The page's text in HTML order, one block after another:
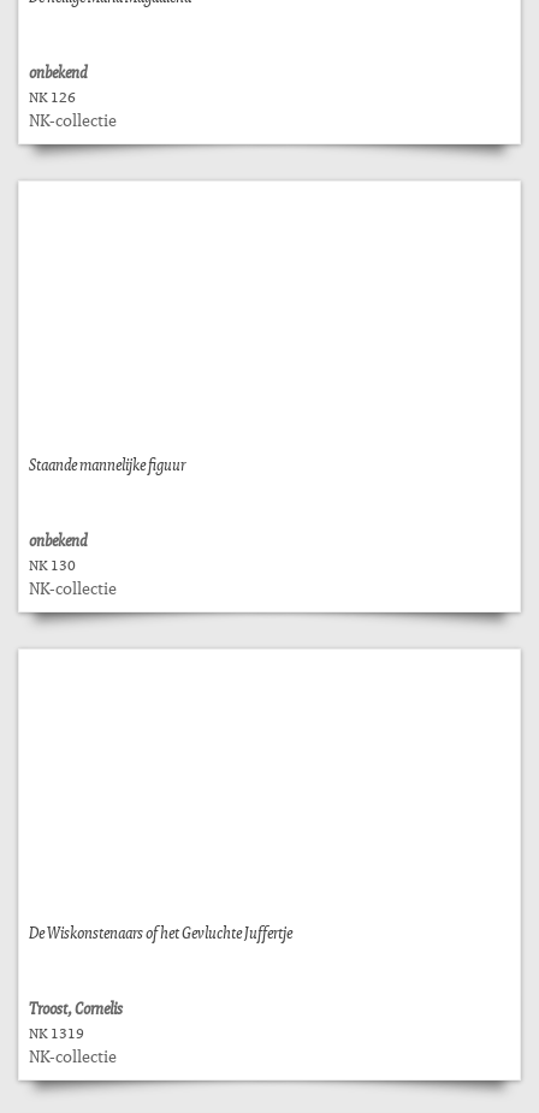
onbekend
NK 126
NK-collectie
Staande mannelijke figuur
onbekend
NK 130
NK-collectie
De Wiskonstenaars of het Gevluchte Juffertje
Troost, Cornelis
NK 1319
NK-collectie